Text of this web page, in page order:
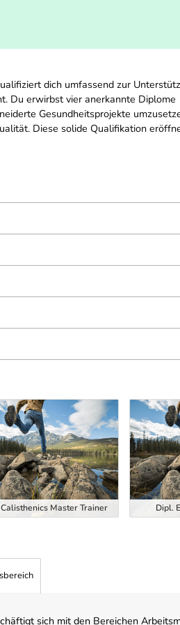
dich umfassend zur
erwirbst vier anerkannte Diplome
Gesundheitsprojekte
Diese solide Qualifikation
Master Trainer Dipl.
sich mit den Bereichen